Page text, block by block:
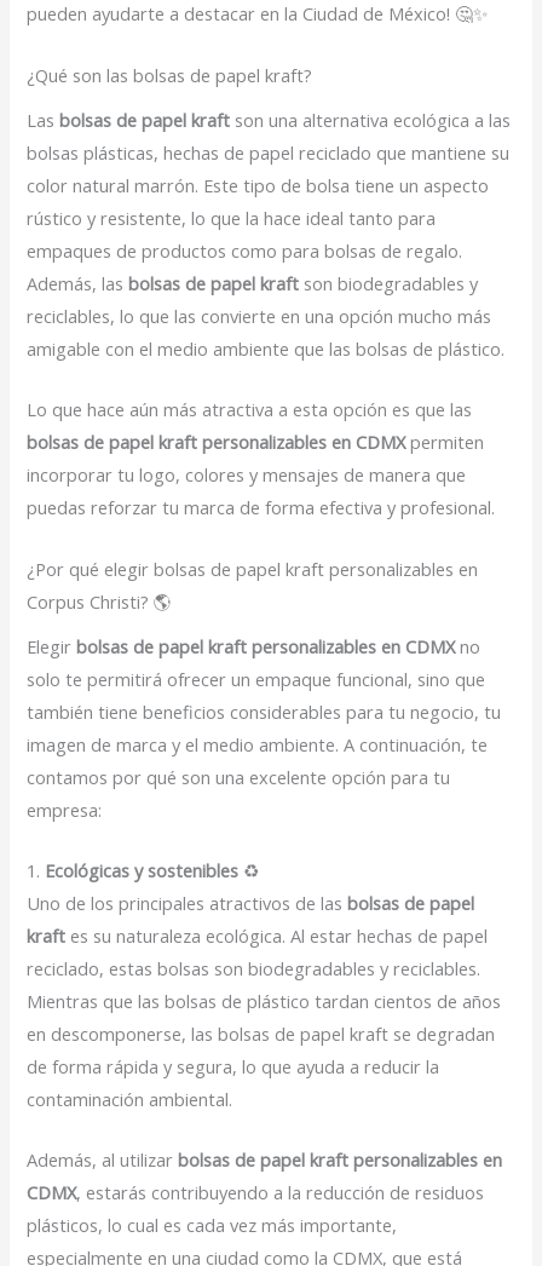
pueden ayudarte a destacar en la Ciudad de México! 🤔✨
¿Qué son las bolsas de papel kraft?
Lasbolsas de papel kraft son una alternativa ecológica a las
bolsas plásticas, hechas de papel reciclado que mantiene su
color natural marrón. Este tipo de bolsa tiene un aspecto
rústico y resistente, lo que la hace ideal tanto para
empaques de productos como para bolsas de regalo.
Además, lasbolsas de papel kraft son biodegradables y
reciclables, lo que las convierte en una opción mucho más
amigable con el medio ambiente que las bolsas de plástico.
Lo que hace aún más atractiva a esta opción es que las
bolsas de papel kraft personalizables en CDMXpermiten
incorporar tu logo, colores y mensajes de manera que
puedas reforzar tu marca de forma efectiva y profesional.
¿Por qué elegir bolsas de papel kraft personalizables en
Corpus Christi? 🌎
Elegirbolsas de papel kraft personalizables en CDMXno
solo te permitirá ofrecer un empaque funcional, sino que
también tiene beneficios considerables para tu negocio, tu
imagen de marca y el medio ambiente. A continuación, te
contamos por qué son una excelente opción para tu
empresa:
1. Ecológicas y sostenibles ♻️
Uno de los principales atractivos de lasbolsas de papel
kraft es su naturaleza ecológica. Al estar hechas de papel
reciclado, estas bolsas son biodegradables y reciclables.
Mientras que las bolsas de plástico tardan cientos de años
en descomponerse, las bolsas de papel kraft se degradan
de forma rápida y segura, lo que ayuda a reducir la
contaminación ambiental.
Además, al utilizarbolsas de papel kraft personalizables en
CDMX, estarás contribuyendo a la reducción de residuos
plásticos, lo cual es cada vez más importante,
especialmente en una ciudad como la CDMX, que está